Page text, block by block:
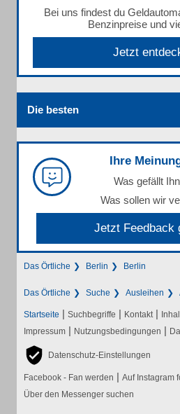
Bei uns findest du
Benzinpreise und
Jetzt
Die besten
Ihre
Was gefällt
Was sollen wir
Jetzt Feedback
Das Örtliche Berlin Berlin
Das Örtliche Suche Ausleihen
Startseite | Suchbegriffe | Kontakt |
Impressum | Nutzungsbedingungen |
Datenschutz-Einstellungen
Facebook - Fan werden | Auf Instagram
Über den Messenger suchen